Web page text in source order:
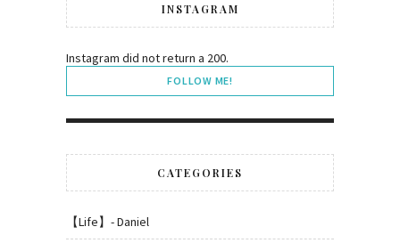
INSTAGRAM
Instagram did not return a 200.
FOLLOW ME!
CATEGORIES
【Life】- Daniel